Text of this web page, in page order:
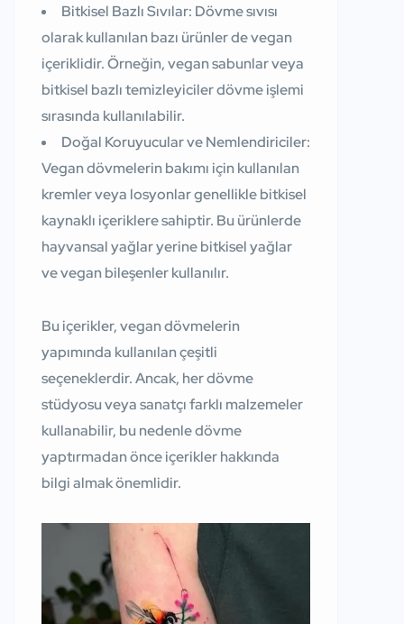
Bitkisel Bazlı Sıvılar: Dövme sıvısı
olarak kullanılan bazı ürünler de vegan
içeriklidir. Örneğin, vegan sabunlar veya
bitkisel bazlı temizleyiciler dövme işlemi
sırasında kullanılabilir.
Doğal Koruyucular ve Nemlendiriciler:
Vegan dövmelerin bakımı için kullanılan
kremler veya losyonlar genellikle bitkisel
kaynaklı içeriklere sahiptir. Bu ürünlerde
hayvansal yağlar yerine bitkisel yağlar
ve vegan bileşenler kullanılır.
Bu içerikler, vegan dövmelerin
yapımında kullanılan çeşitli
seçeneklerdir. Ancak, her dövme
stüdyosu veya sanatçı farklı malzemeler
kullanabilir, bu nedenle dövme
yaptırmadan önce içerikler hakkında
bilgi almak önemlidir.